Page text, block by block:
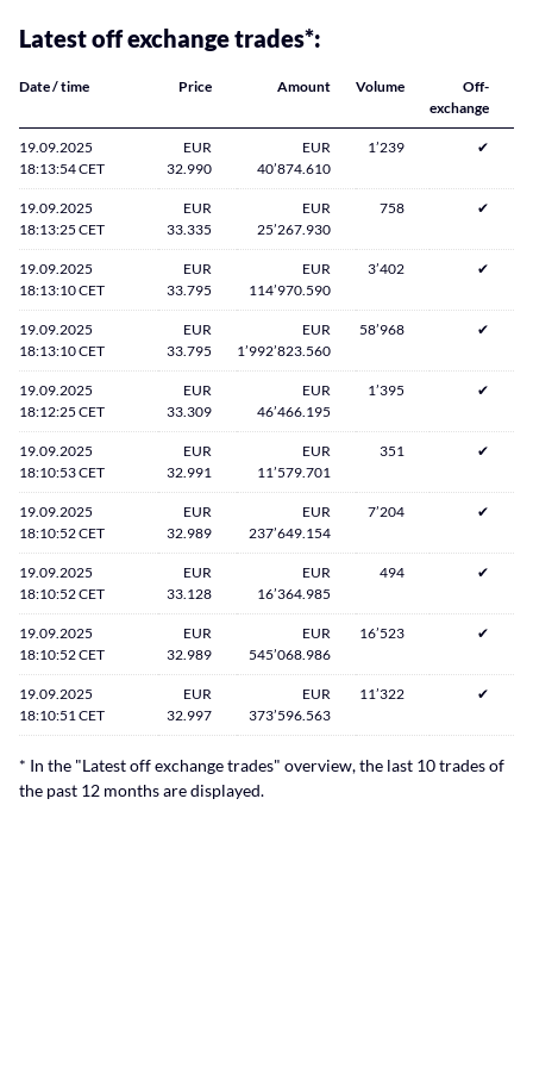
Latest off exchange trades*:
Date / time Price Amount Volume
Off-
exchange
19.09.2025
18:13:54 CET
EUR
32.990
EUR
40’874.610
1’239 ✔
19.09.2025
18:13:25 CET
EUR
33.335
EUR
25’267.930
758 ✔
19.09.2025
18:13:10 CET
EUR
33.795
EUR
114’970.590
3’402 ✔
19.09.2025
18:13:10 CET
EUR
33.795
EUR
1’992’823.560
58’968 ✔
19.09.2025
18:12:25 CET
EUR
33.309
EUR
46’466.195
1’395 ✔
19.09.2025
18:10:53 CET
EUR
32.991
EUR
11’579.701
351 ✔
19.09.2025
18:10:52 CET
EUR
32.989
EUR
237’649.154
7’204 ✔
19.09.2025
18:10:52 CET
EUR
33.128
EUR
16’364.985
494 ✔
19.09.2025
18:10:52 CET
EUR
32.989
EUR
545’068.986
16’523 ✔
19.09.2025
18:10:51 CET
EUR
32.997
EUR
373’596.563
11’322 ✔
* In the "Latest off exchange trades" overview, the last 10 trades of
the past 12 months are displayed.